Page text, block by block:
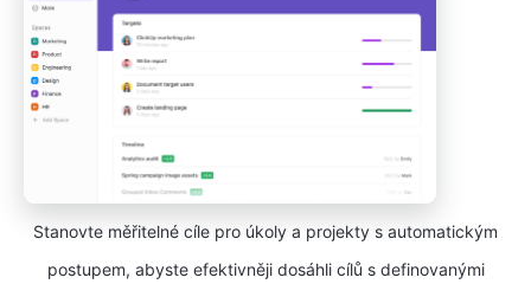
Stanovte měřitelné cíle pro úkoly a projekty s automatickým
postupem, abyste efektivněji dosáhli cílů s definovanými